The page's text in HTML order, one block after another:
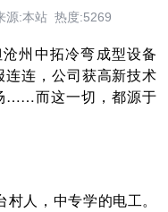
源:本站 热度:5269
州中拓冷弯成型设备
连，公司获高新技术
……而这一切，都源于
人，中专学的电工。